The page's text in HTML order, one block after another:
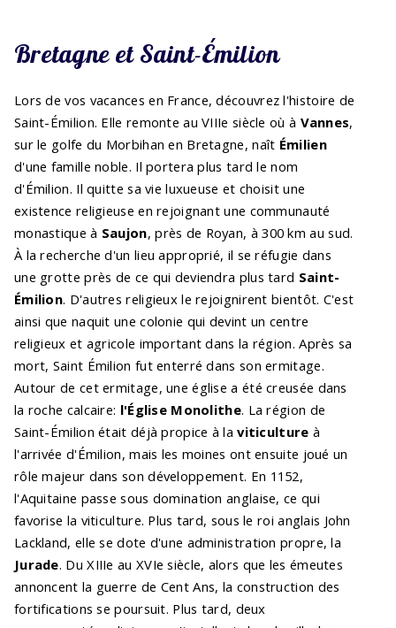
Bretagne et Saint-Émilion
Lors de vos vacances en France, découvrez l'histoire de
Saint-Émilion. Elle remonte au VIIIe siècle où à Vannes,
sur le golfe du Morbihan en Bretagne, naît Émilien
d'une famille noble. Il portera plus tard le nom
d'Émilion. Il quitte sa vie luxueuse et choisit une
existence religieuse en rejoignant une communauté
monastique à Saujon, près de Royan, à 300 km au sud.
À la recherche d'un lieu approprié, il se réfugie dans
une grotte près de ce qui deviendra plus tard Saint-
Émilion. D'autres religieux le rejoignirent bientôt. C'est
ainsi que naquit une colonie qui devint un centre
religieux et agricole important dans la région. Après sa
mort, Saint Émilion fut enterré dans son ermitage.
Autour de cet ermitage, une église a été creusée dans
la roche calcaire: l'Église Monolithe. La région de
Saint-Émilion était déjà propice à laviticulture à
l'arrivée d'Émilion, mais les moines ont ensuite joué un
rôle majeur dans son développement. En 1152,
l'Aquitaine passe sous domination anglaise, ce qui
favorise la viticulture. Plus tard, sous le roi anglais John
Lackland, elle se dote d'une administration propre, la
Jurade. Du XIIIe au XVIe siècle, alors que les émeutes
annoncent la guerre de Cent Ans, la construction des
fortifications se poursuit. Plus tard, deux